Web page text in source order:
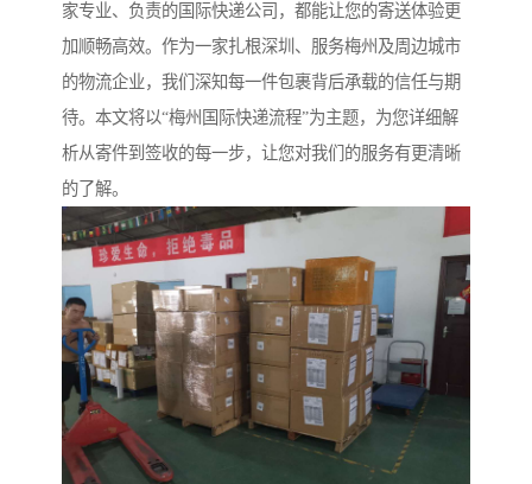
家专业、负责的国际快递公司，都能让您的寄送体验更
加顺畅高效。作为一家扎根深圳、服务梅州及周边城市
的物流企业，我们深知每一件包裹背后承载的信任与期
待。本文将以“梅州国际快递流程”为主题，为您详细解
析从寄件到签收的每一步，让您对我们的服务有更清晰
的了解。